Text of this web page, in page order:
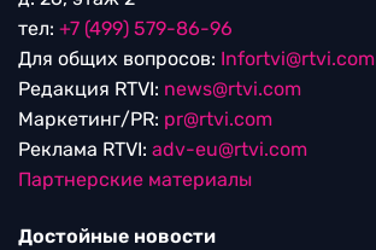
тел: +7 (499) 579-86-96
Для общих вопросов: Infortvi@rtvi.com
Редакция RTVI: news@rtvi.com
Маркетинг/PR: pr@rtvi.com
Реклама RTVI: adv-eu@rtvi.com
Партнерские материалы
Достойные новости